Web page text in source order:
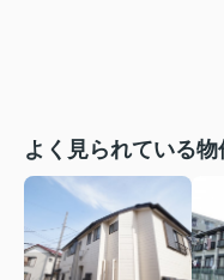
よく見られている物